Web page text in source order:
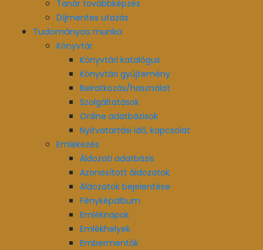
Tanár továbbképzés
Díjmentes utazás
Tudományos munka
Könyvtár
Könyvtári katalógus
Könyvtári gyűjtemény
Beiratkozás/használat
Szolgáltatások
Online adatbázisok
Nyitvatartási idő, kapcsolat
Emlékezés
Áldozati adatbázis
Azonosított áldozatok
Áldozatok bejelentése
Fényképalbum
Emléknapok
Emlékhelyek
Embermentők